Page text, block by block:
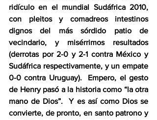
ridículo en el mundial Sudáfrica 2010,
con pleitos y comadreos intestinos
dignos del más sórdido patio de
vecindario, y misérrimos resultados
(derrotas por 2-0 y 2-1 contra México y
Sudáfrica respectivamente, y un empate
0-0 contra Uruguay).  Empero, el gesto
de Henry pasó a la historia como “la otra
mano de Dios”.  Y es así como Dios se
convierte, de pronto, en santo patrono y